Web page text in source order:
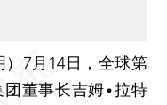
7月14日，全球第
董事长吉姆•拉特